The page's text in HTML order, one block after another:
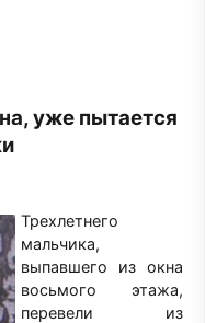
уже пытается
Трехлетнего
мальчика,
выпавшего из окна
восьмого этажа,
перевели из